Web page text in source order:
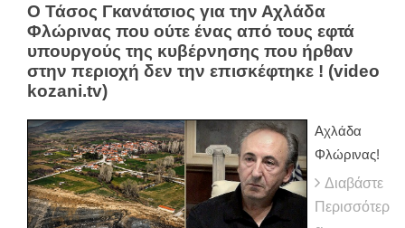
Ο Τάσος Γκανάτσιος για την Αχλάδα
Φλώρινας που ούτε ένας από τους εφτά
υπουργούς της κυβέρνησης που ήρθαν
στην περιοχή δεν την επισκέφτηκε ! (video
kozani.tv)
Αχλάδα
Φλώρινας!
Διαβάστε
Περισσότερ